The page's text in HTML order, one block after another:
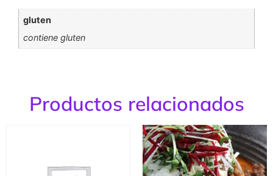
gluten
contiene gluten
Productos relacionados